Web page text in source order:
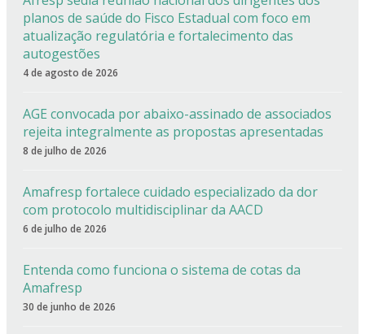
planos de saúde do Fisco Estadual com foco em
atualização regulatória e fortalecimento das
autogestões
4 de agosto de 2026
AGE convocada por abaixo-assinado de associados
rejeita integralmente as propostas apresentadas
8 de julho de 2026
Amafresp fortalece cuidado especializado da dor
com protocolo multidisciplinar da AACD
6 de julho de 2026
Entenda como funciona o sistema de cotas da
Amafresp
30 de junho de 2026